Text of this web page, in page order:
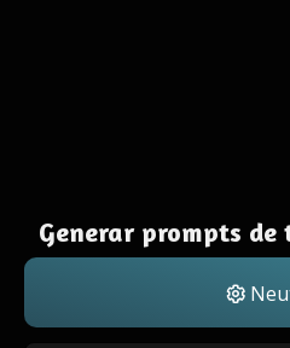
Generar prompts de